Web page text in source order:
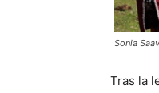
Sonia
Tras la